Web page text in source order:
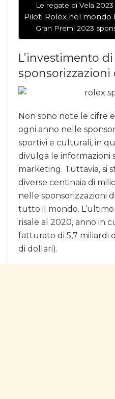
Le regate di Vela
Piloti Rolex nel
Gran Premi 2023
L’investimento
sponsorizzazioni
Non sono note le cifre
ogni anno nelle
sportivi e culturali, in
divulga le informazioni
marketing. Tuttavia, si
diverse centinaia di
nelle sponsorizzazioni
tutto il mondo.
risale al 2020, anno in
fatturato di 5,7 miliardi
di dollari).